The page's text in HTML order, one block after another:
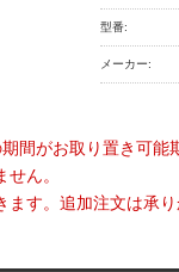
型番:
メーカー:
間がお取り置き可能
ん。
す。追加注文は承り